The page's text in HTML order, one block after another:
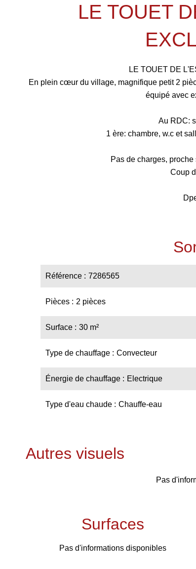
LE TOUET
LE TOUET DE
En plein cœur du village, magnifique petit 2
équipé avec
Au RDC:
1 ère: chambre, w.c et
Pas de charges,
Coup
Référence 7286565
Pièces 2 pièces
Surface 30 m²
Type de chauffage Convecteur
Énergie de chauffage Electrique
Type d'eau chaude Chauffe-eau
Autres visuels
Pas
Surfaces
Pas d'informations disponibles